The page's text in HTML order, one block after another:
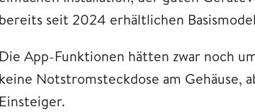
bereits seit 2024 erhältlichen
Die App-Funktionen hätten zwar noch
keine Notstromsteckdose am Gehäuse,
Einsteiger.